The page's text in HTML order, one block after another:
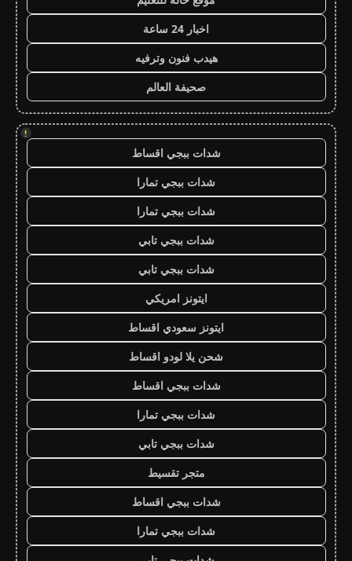
اخبار 24 ساعة
هيدب فنون وترفيه
صحيفة العالم
!
شدات ببجي اقساط
شدات ببجي تمارا
شدات ببجي تمارا
شدات ببجي تابي
شدات ببجي تابي
ايتونز امريكي
ايتونز سعودي اقساط
شحن يلا لودو اقساط
شدات ببجي اقساط
شدات ببجي تمارا
شدات ببجي تابي
متجر تقسيط
شدات ببجي اقساط
شدات ببجي تمارا